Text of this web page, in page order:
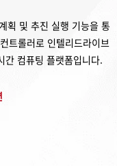
획 및 추진 실행 기능을 통
트롤러로 인텔리드라이브
간 컴퓨팅 플랫폼입니다.